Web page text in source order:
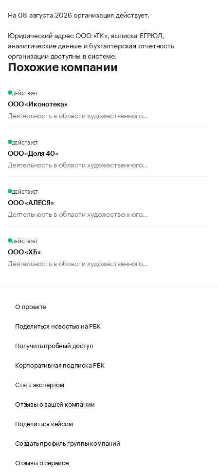
На 08 августа 2026 организация действует.
Юридический адрес ООО «ТК», выписка ЕГРЮЛ,
аналитические данные и бухгалтерская отчетность
организации доступны в системе.
Похожие компании
ДЕЙСТВУЕТ
ООО «Иконотека»
Деятельность в области художественного...
ДЕЙСТВУЕТ
ООО «Доля 40»
Деятельность в области художественного...
ДЕЙСТВУЕТ
ООО «АЛЕСЯ»
Деятельность в области художественного...
ДЕЙСТВУЕТ
ООО «ХБ»
Деятельность в области художественного...
О проекте
Поделиться новостью на РБК
Получить пробный доступ
Корпоративная подписка РБК
Стать экспертом
Отзывы о вашей компании
Поделиться кейсом
Создать профиль группы компаний
Отзывы о сервисе